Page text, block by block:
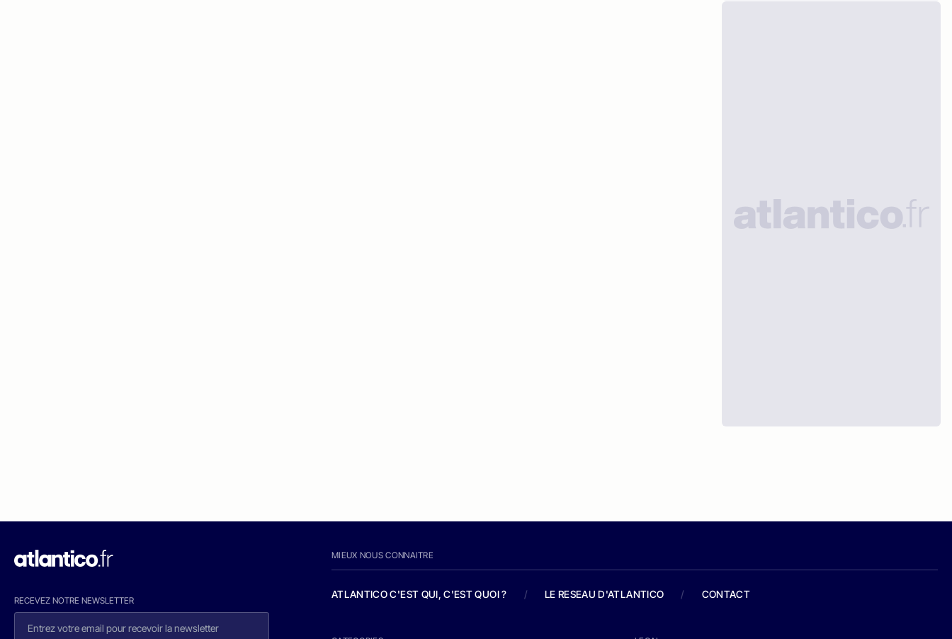
RECEVEZ NOTRE NEWSLETTER
MIEUX NOUS CONNAITRE
ATLANTICO C'EST QUI, C'EST QUOI ? / LE RESEAU D'ATLANTICO / CONTACT